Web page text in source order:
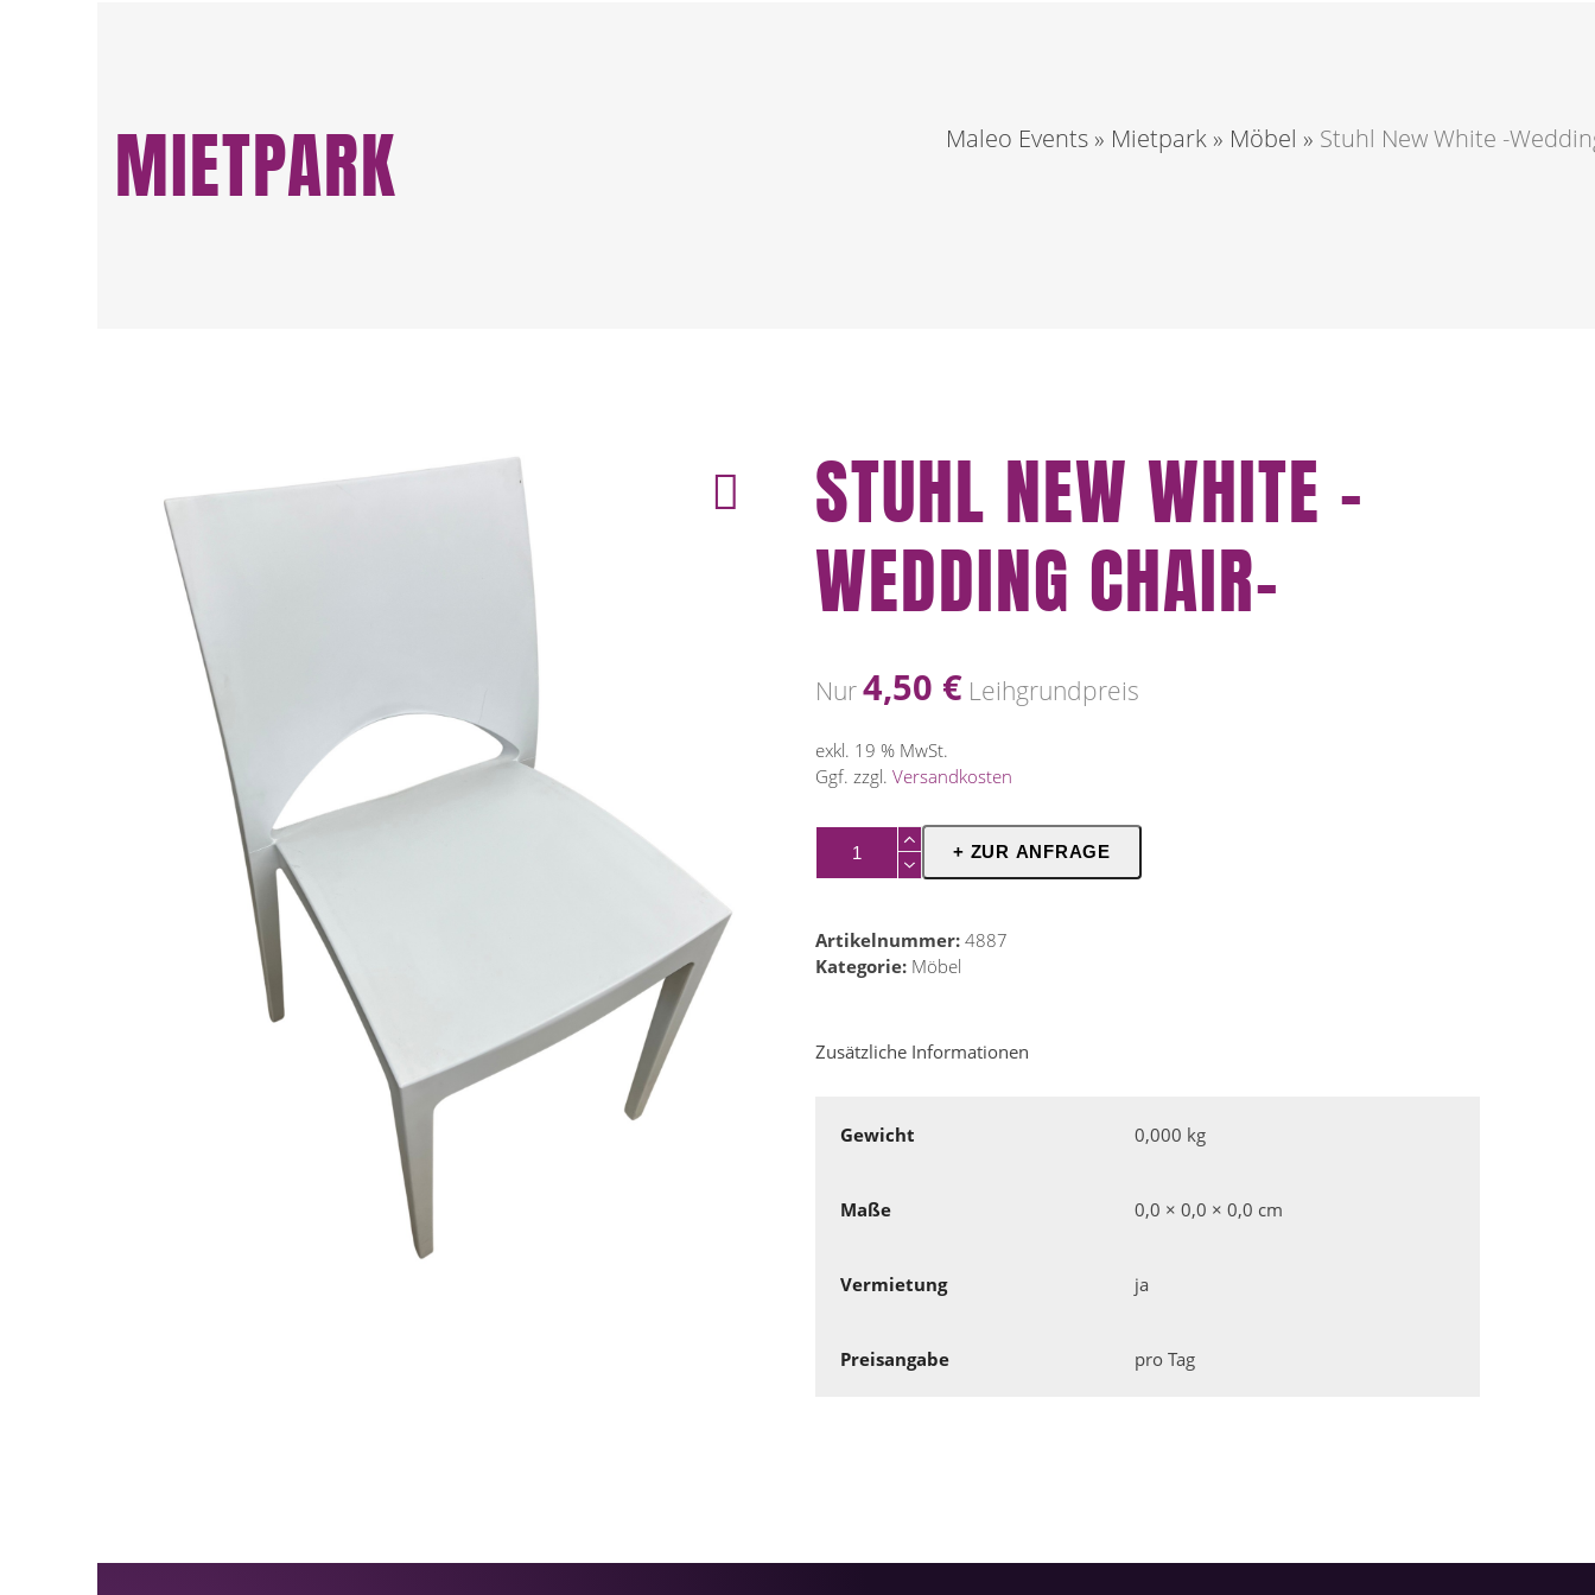
MIETPARK Maleo Events » Mietpark » Möbel » Stuhl New White -
STUHL NEW WHITE -
WEDDING CHAIR-
Nur4,50 € Leihgrundpreis
exkl. 19 % MwSt.
Ggf. zzgl. Versandkosten
Wedding
Chair-
+ ZUR ANFRAGE
Artikelnummer: 4887
Kategorie: Möbel
Zusätzliche Informationen
Gewicht 0,000 kg
Maße 0,0 × 0,0 × 0,0 cm
Vermietung ja
Preisangabe pro Tag